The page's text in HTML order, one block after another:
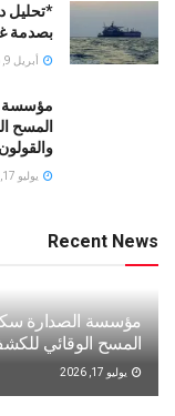
*تحليل
بصدمة
أبريل 9, 2026
مؤسسة
المسح
والقولون
يوليو 17, 2026
Recent News
مؤسسة الصدارة
المسح الوقائي
يوليو 17, 2026